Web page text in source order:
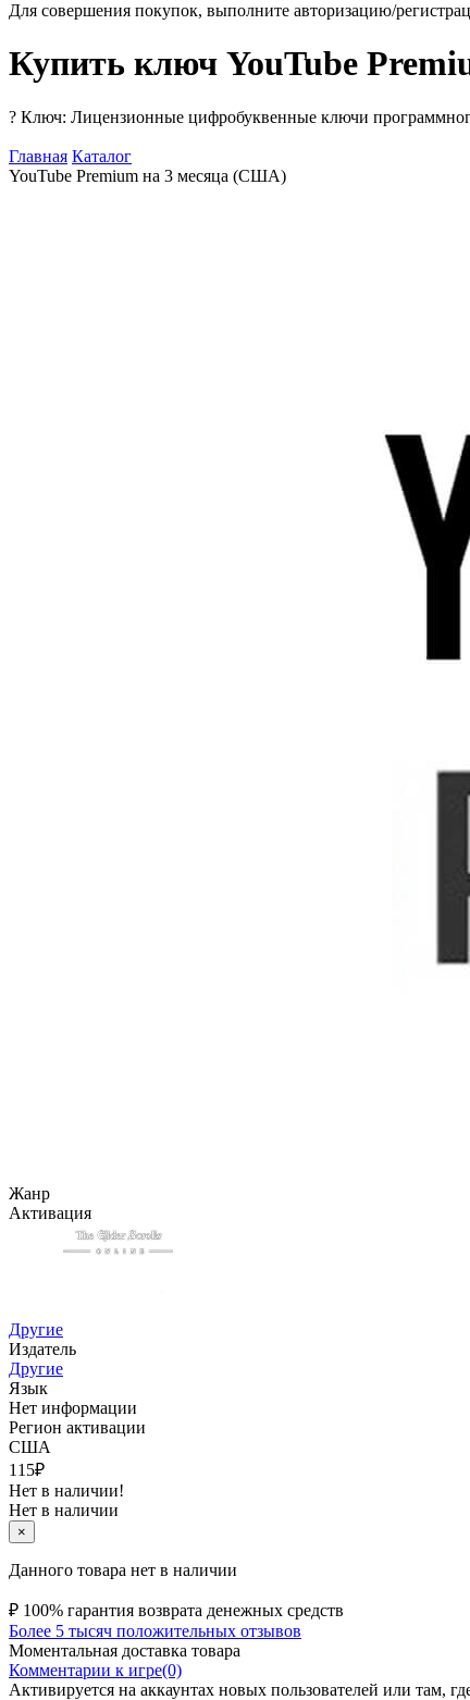
Для совершения покупок, выполните авторизацию/
Купить ключ YouTube
? Ключ: Лицензионные цифробуквенные ключи
Главная Каталог
YouTube Premium на 3 месяца (США)
Жанр
Активация
Другие
Издатель
Другие
Язык
Нет информации
Регион активации
США
115₽
Нет в наличии!
Нет в наличии
×
Данного товара нет в наличии
₽ 100% гарантия возврата денежных средств
Более 5 тысяч положительных отзывов
Моментальная доставка товара
Комментарии к игре(0)
Активируется на аккаунтах новых пользователей или там,